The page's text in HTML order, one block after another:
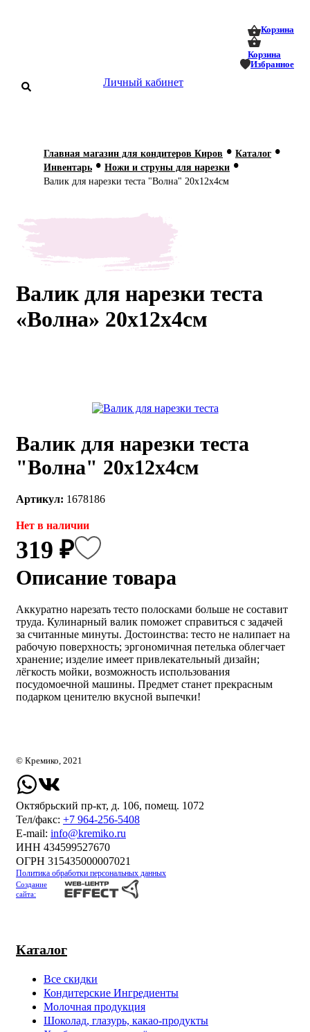
Корзина
Корзина
Избранное
Личный кабинет
О нас
106
256-54-
Главная магазин для кондитеров Киров • Каталог •
Инвентарь • Ножи и струны для нарезки •
Валик для нарезки теста "Волна" 20х12х4см
Валик для нарезки теста
«Волна» 20х12х4см
Валик для нарезки теста
"Волна" 20х12х4см
Артикул: 1678186
Нет в наличии
319 ₽
Описание товара
Аккуратно нарезать тесто полосками больше не составит
труда. Кулинарный валик поможет справиться с задачей
за считанные минуты. Достоинства: тесто не налипает на
рабочую поверхность; эргономичная петелька облегчает
хранение; изделие имеет привлекательный дизайн;
лёгкость мойки, возможность использования
посудомоечной машины. Предмет станет прекрасным
подарком ценителю вкусной выпечки!
Каталог
Все скидки
Кондитерские Ингредиенты
Молочная продукция
Шоколад, глазурь, какао-продукты
© Кремико, 2021
Октябрьский пр-кт, д. 106, помещ. 1072
Тел/факс: +7 964-256-5408
Е-mail: info@kremiko.ru
ИНН 434599527670
ОГРН 315435000007021
Политика обработки персональных данных
Создание
сайта: